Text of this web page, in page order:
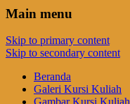
Main menu
Skip to primary content
Skip to secondary content
Beranda
Galeri Kursi Kuliah